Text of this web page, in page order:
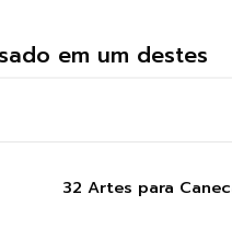
em um destes
32 Artes para